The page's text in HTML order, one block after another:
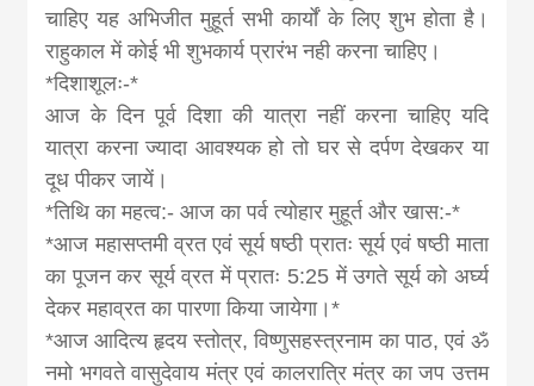
चाहिए यह अभिजीत मुहूर्त सभी कार्यों के लिए शुभ होता है।
राहुकाल में कोई भी शुभकार्य प्रारंभ नही करना चाहिए।
*दिशाशूलः-*
आज के दिन पूर्व दिशा की यात्रा नहीं करना चाहिए यदि
यात्रा करना ज्यादा आवश्यक हो तो घर से दर्पण देखकर या
दूध पीकर जायें।
*तिथि का महत्व:- आज का पर्व त्योहार मुहूर्त और खास:-*
*आज महासप्तमी व्रत एवं सूर्य षष्ठी प्रातः सूर्य एवं षष्ठी माता
का पूजन कर सूर्य व्रत में प्रातः 5:25 में उगते सूर्य को अर्घ्य
देकर महाव्रत का पारणा किया जायेगा।*
*आज आदित्य हृदय स्तोत्र, विष्णुसहस्त्रनाम का पाठ, एवं ॐ
नमो भगवते वासुदेवाय मंत्र एवं कालरात्रि मंत्र का जप उत्तम